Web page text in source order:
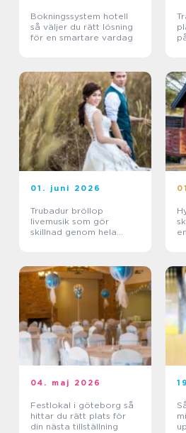
Bokningssystem hotell
så väljer du rätt lösning
för en smartare vardag
01. juni 2026
Trubadur bröllop
livemusik som gör
skillnad genom hela
04. maj 2026
Festlokal i göteborg så
hittar du rätt plats för
din nästa tillställning